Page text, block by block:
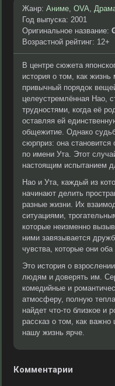
Жанр: Аниме, OVA,
Год выпуска: 2001
Оригинальное название:
Возрастной рейтинг: 12+
В центре сюжета
история о том, как жизнь
привычный порядок
целеустремлённая Нао,
трудностями, когда её
оставляя ей
общежитие. Однако
сюрприз: она
по имени Ута. Этот
настоящим испытанием
Нао и Ута, каждый из
начинают делить
разные жизни. Их
ситуациями,
которые неизменно
ними завязывается
чувства, которые они
Это история о
людям и доверять им.
комедийные и
атмосферу, полную
найдет что-то близкое и
рассказ о том, как
нашу жизнь ярче.
Комментарии